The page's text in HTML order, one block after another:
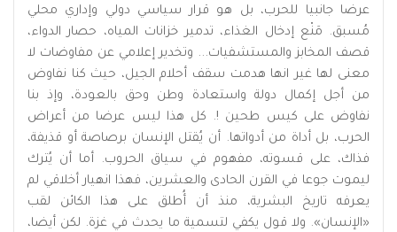
عرضا جانبيا للحرب، بل هو قرار سياسي دولي وإداري محلي
مُسبق. مَنْع إدخال الغذاء، تدمير خزانات المياه، حصار الدواء،
قصف المخابز والمستشفيات... وتخدير إعلامي عن مفاوضات لا
معنى لها غير انها هدمت سقف أحلام الجيل، حيث كنا نفاوض
من أجل إكمال دولة واستعادة وطن وحق بالعودة، وإذ بنا
نفاوض على كيس طحين !. كل هذا ليس عرضا من أعراض
الحرب، بل أداة من أدواتها. أن يُقتل الإنسان برصاصة أو قذيفة،
فذاك، على قسوته، مفهوم في سياق الحروب. أما أن يُترك
ليموت جوعا في القرن الحادى والعشرين، فهذا انهيار أخلاقي لم
يعرفه تاريخ البشرية، منذ أن أُطلق على هذا الكائن لقب
«الإنسان». ولا قول يكفي لتسمية ما يحدث في غزة. لكن أيضا،